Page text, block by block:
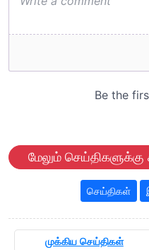
மேலும்
செய்திகள்
முக்கிய செய்திகள்